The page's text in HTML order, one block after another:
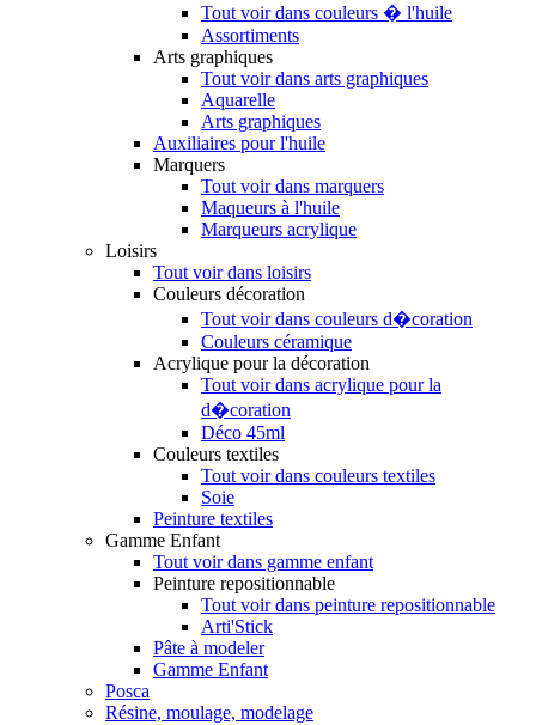
Tout voir dans couleurs � l'huile
Assortiments
Arts graphiques
Tout voir dans arts graphiques
Aquarelle
Arts graphiques
Auxiliaires pour l'huile
Marquers
Tout voir dans marquers
Maqueurs à l'huile
Marqueurs acrylique
Loisirs
Tout voir dans loisirs
Couleurs décoration
Tout voir dans couleurs d�coration
Couleurs céramique
Acrylique pour la décoration
Tout voir dans acrylique pour la
d�coration
Déco 45ml
Couleurs textiles
Tout voir dans couleurs textiles
Soie
Peinture textiles
Gamme Enfant
Tout voir dans gamme enfant
Peinture repositionnable
Tout voir dans peinture repositionnable
Arti'Stick
Pâte à modeler
Gamme Enfant
Posca
Résine, moulage, modelage